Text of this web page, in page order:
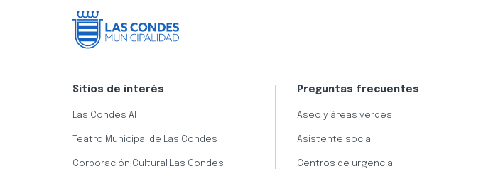
Sitios de interés
Las Condes AI
Teatro Municipal de Las Condes
Corporación Cultural Las Condes
Preguntas frecuentes
Aseo y áreas verdes
Asistente social
Centros de urgencia